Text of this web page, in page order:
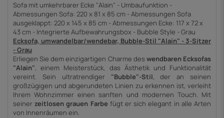
Sofa mit umkehrbarer Ecke "Alain" - Umbaufunktion -
Abmessungen Sofa: 220 x 81 x 85 cm - Abmessungen Sofa
ausgeklappt: 220 x 145 x 85 cm - Abmessungen Ecke: 117 x 72 x
43 cm - Integrierte Aufbewahrungsbox - Bubble Style - Grau
Ecksofa, umwandelbar/wendebar, Bubble-Stil "Alain" - 3-Sitzer
- Grau
Erliegen Sie dem einzigartigen Charme des wendbaren Ecksofas
"Alain", einem Meisterstück, das Ästhetik und Funktionalität
vereint. Sein ultratrendiger "Bubble"-Stil, der an seinen
großzügigen und abgerundeten Linien zu erkennen ist, verleiht
Ihrem Wohnzimmer einen sanften und modernen Touch. Mit
seinerzeitlosen grauen Farbe fügt er sich elegant in alle Arten
von Innenräumen ein.